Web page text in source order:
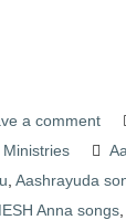
a comment
Aashrayuda
Anna songs